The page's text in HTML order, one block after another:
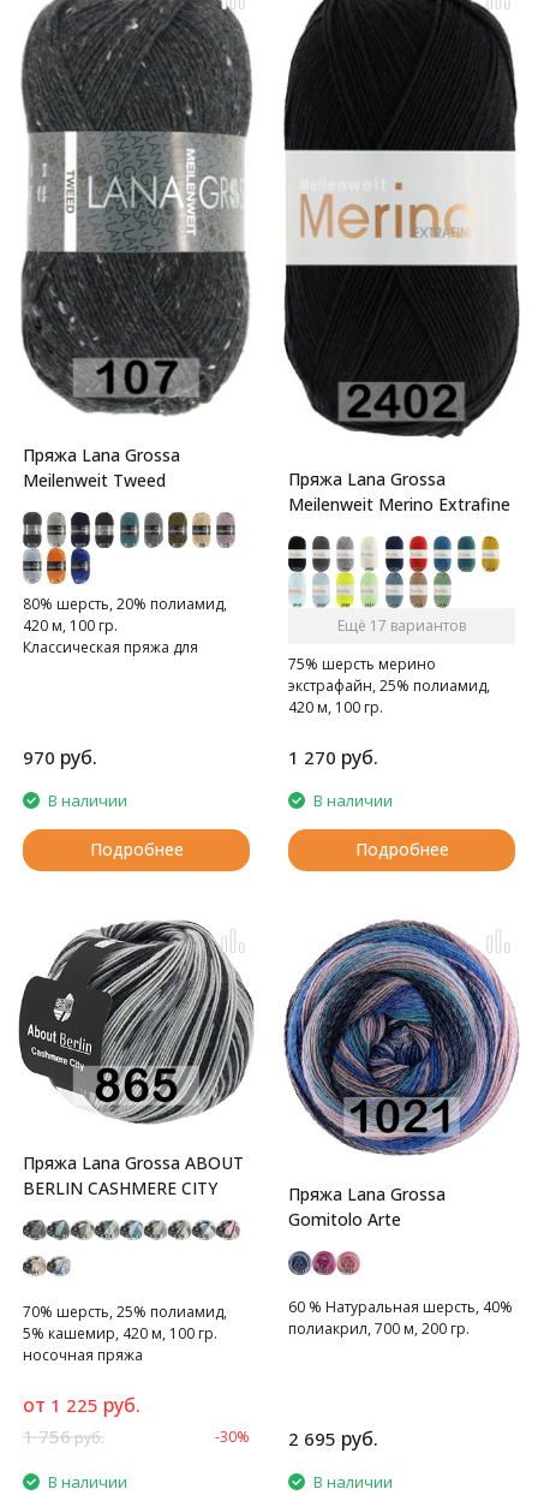
Пряжа Lana Grossa
Meilenweit Tweed
80% шерсть, 20% полиамид,
420 м, 100 гр.
Классическая пряжа для
970 руб.
В наличии
Подробнее
Пряжа Lana Grossa
Meilenweit Merino Extrafine
Ещё 17 вариантов
75% шерсть мерино
экстрафайн, 25% полиамид,
420 м, 100 гр.
носков из мериносовой
шерсти.
1 270 руб.
В наличии
Подробнее
Пряжа Lana Grossa ABOUT
BERLIN CASHMERE CITY
70% шерсть, 25% полиамид,
5% кашемир, 420 м, 100 гр.
носочная пряжа
от 1 225 руб.
1 756руб. -30%
В наличии
Пряжа Lana Grossa
Gomitolo Arte
60 % Натуральная шерсть, 40%
полиакрил, 700 м, 200 гр.
2 695 руб.
В наличии